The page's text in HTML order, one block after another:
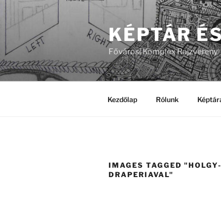
Tartalomhoz
KÉPTÁR
Fővárosi Komplex Rajzvereny
Kezdőlap Rólunk
IMAGES TAGGED "HOLGY-
DRAPERIAVAL"